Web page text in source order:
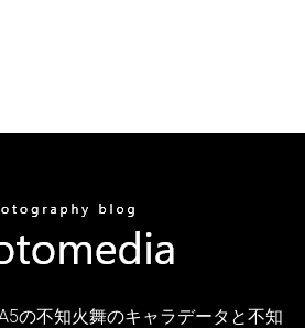
の不知火舞のキャラデータと不知